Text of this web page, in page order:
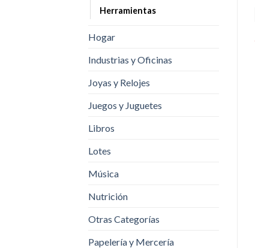
Herramientas
Hogar
Industrias y Oficinas
Joyas y Relojes
Juegos y Juguetes
Libros
Lotes
Música
Nutrición
Otras Categorías
Papelería y Mercería